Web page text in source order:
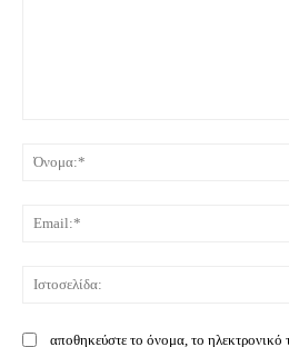
αποθηκεύστε το όνομα, το ηλεκτρονικό